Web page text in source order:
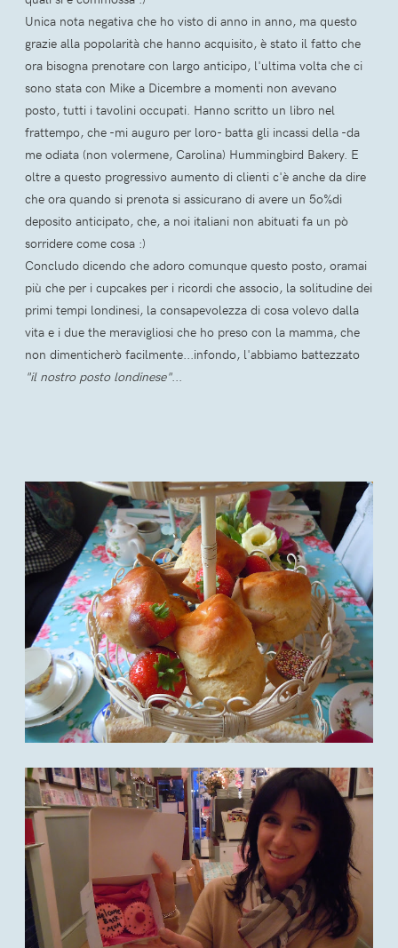
Unica nota negativa che ho visto di anno in anno, ma questo
grazie alla popolarità che hanno acquisito, è stato il fatto che
ora bisogna prenotare con largo anticipo, l'ultima volta che ci
sono stata con Mike a Dicembre a momenti non avevano
posto, tutti i tavolini occupati. Hanno scritto un libro nel
frattempo, che -mi auguro per loro- batta gli incassi della -da
me odiata (non volermene, Carolina) Hummingbird Bakery. E
oltre a questo progressivo aumento di clienti c'è anche da dire
che ora quando si prenota si assicurano di avere un 5o%di
deposito anticipato, che, a noi italiani non abituati fa un pò
sorridere come cosa :)
Concludo dicendo che adoro comunque questo posto, oramai
più che per i cupcakes per i ricordi che associo, la solitudine dei
primi tempi londinesi, la consapevolezza di cosa volevo dalla
vita e i due the meravigliosi che ho preso con la mamma, che
non dimenticherò facilmente...infondo, l'abbiamo battezzato
"il nostro posto londinese"...